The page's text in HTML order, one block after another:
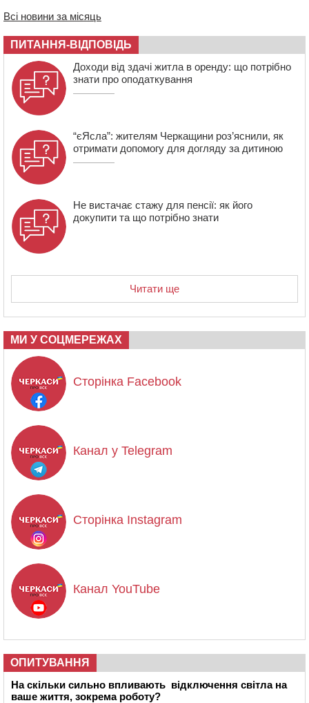
17:40 ЧНУ увійшов до 50 найпопулярніших вишів України
Всі новини за місяць
ПИТАННЯ-ВІДПОВІДЬ
Доходи від здачі житла в оренду: що потрібно
знати про оподаткування
“єЯсла”: жителям Черкащини роз’яснили, як
отримати допомогу для догляду за дитиною
Не вистачає стажу для пенсії: як його
докупити та що потрібно знати
Читати ще
МИ У СОЦМЕРЕЖАХ
Сторінка Facebook
Канал у Telegram
Сторінка Instagram
Канал YouTube
ОПИТУВАННЯ
На скільки сильно впливають відключення світла на
ваше життя, зокрема роботу?